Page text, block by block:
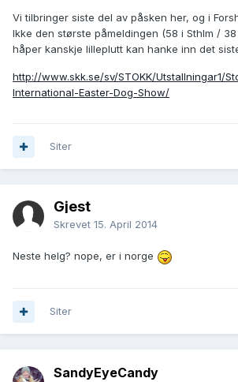
Vi tilbringer siste del av påsken her, og i
Ikke den største påmeldingen (58 i Sthlm / 38
håper kanskje lilleplutt kan hanke inn det
http://www.skk.se/sv/STOKK/Utstallningar1/
International-Easter-Dog-Show/
Siter
Gjest
Skrevet 15. April 2014
Neste helg? nope, er i norge
Siter
SandyEyeCandy